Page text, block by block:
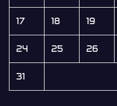
17 18 19
24 25 26
31